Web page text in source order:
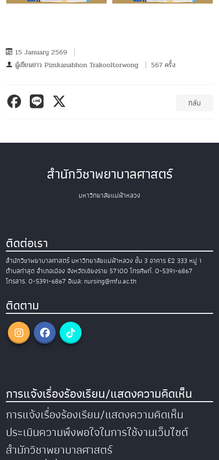
15 January 2569
ผู้เขียนข่าว Pimkanabhon Trakooltorwong 567 ครั้ง
กลับ
สำนักวิชาพยาบาลศาสตร์
มหาวิทยาลัยแม่ฟ้าหลวง
ติดต่อเรา
สำนักวิชาพยาบาลศาสตร์ มหาวิทยาลัยแม่ฟ้าหลวง ชั้น 3 อาคาร E2 333 หมู่ 1
ตำบลท่าสุด อำเภอเมือง จังหวัดเชียงราย 57100 โทรศัพท์. 0-5391-6867
โทรสาร. 0-5391-6867 อีเมล: nursing@mfu.ac.th
ติดตาม
การแจ้งเรื่องร้องเรียน/แสดงความคิดเห็น
การแจ้งเรื่องร้องเรียน/แสดงความคิดเห็น
ประเมินความพึงพอใจในการใช้งานเว็บไซต์
สำนักวิชาพยาบาลศาสตร์